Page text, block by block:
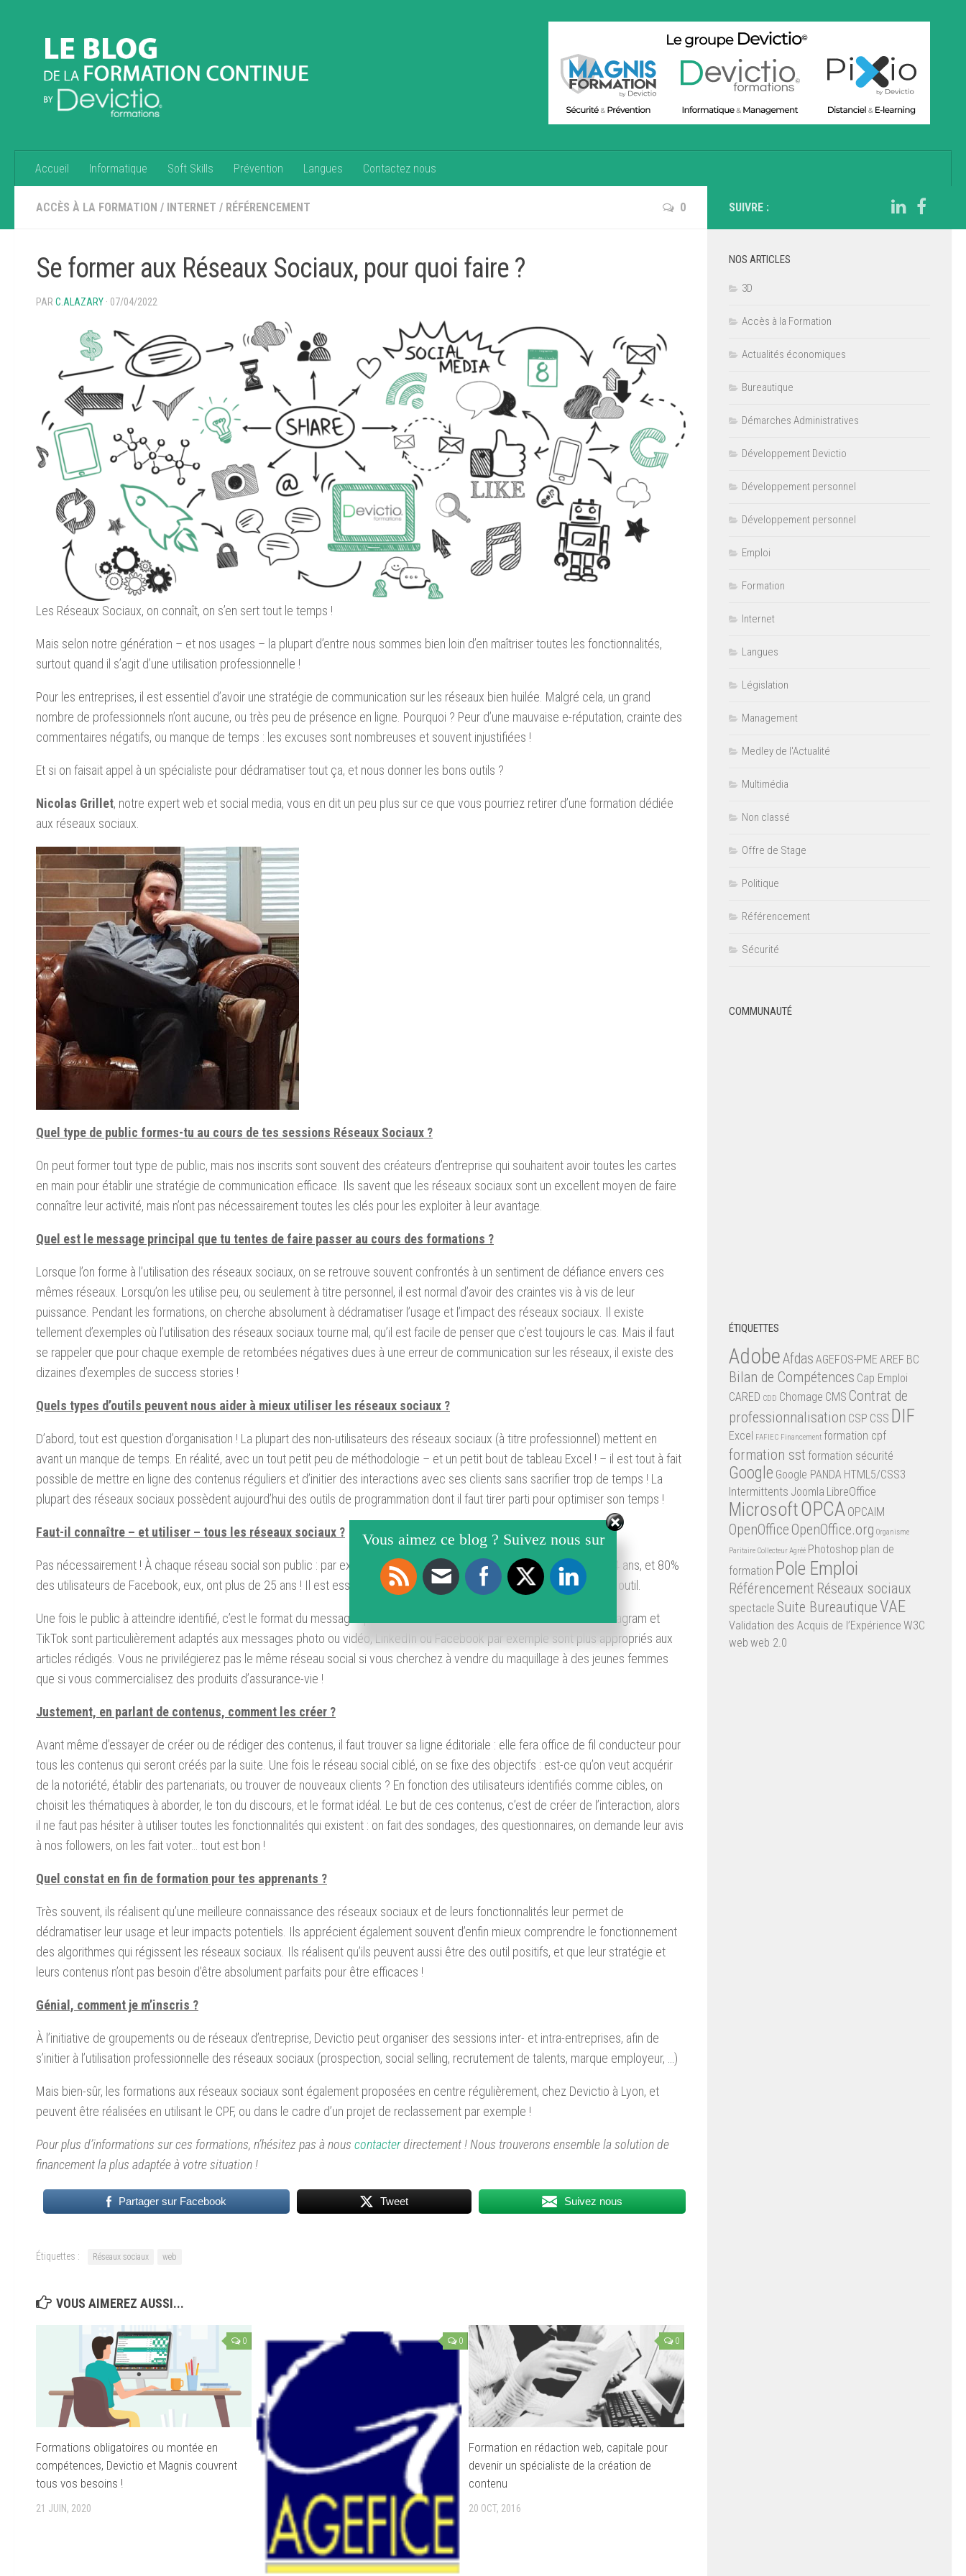
Accueil Informatique Soft Skills Prévention Langues Contactez nous
ACCÈS À LA FORMATION / INTERNET / RÉFÉRENCEMENT 0
Se former aux Réseaux Sociaux, pour quoi faire ?
PAR C.ALAZARY · 07/04/2022
Les Réseaux Sociaux, on connaît, on s’en sert tout le temps !
Mais selon notre génération – et nos usages – la plupart d’entre nous sommes bien loin d’en maîtriser toutes les fonctionnalités,
surtout quand il s’agit d’une utilisation professionnelle !
Pour les entreprises, il est essentiel d’avoir une stratégie de communication sur les réseaux bien huilée. Malgré cela, un grand
nombre de professionnels n’ont aucune, ou très peu de présence en ligne. Pourquoi ? Peur d’une mauvaise e-réputation, crainte des
commentaires négatifs, ou manque de temps : les excuses sont nombreuses et souvent injustifiées !
Et si on faisait appel à un spécialiste pour dédramatiser tout ça, et nous donner les bons outils ?
Nicolas Grillet, notre expert web et social media, vous en dit un peu plus sur ce que vous pourriez retirer d’une formation dédiée
aux réseaux sociaux.
Quel type de public formes-tu au cours de tes sessions Réseaux Sociaux ?
On peut former tout type de public, mais nos inscrits sont souvent des créateurs d’entreprise qui souhaitent avoir toutes les cartes
en main pour établir une stratégie de communication efficace. Ils savent que les réseaux sociaux sont un excellent moyen de faire
connaître leur activité, mais n’ont pas nécessairement toutes les clés pour les exploiter à leur avantage.
Quel est le message principal que tu tentes de faire passer au cours des formations ?
Lorsque l’on forme à l’utilisation des réseaux sociaux, on se retrouve souvent confrontés à un sentiment de défiance envers ces
mêmes réseaux. Lorsqu’on les utilise peu, ou seulement à titre personnel, il est normal d’avoir des craintes vis à vis de leur
puissance. Pendant les formations, on cherche absolument à dédramatiser l’usage et l’impact des réseaux sociaux. Il existe
tellement d’exemples où l’utilisation des réseaux sociaux tourne mal, qu’il est facile de penser que c’est toujours le cas. Mais il faut
se rappeler que pour chaque exemple de retombées négatives dues à une erreur de communication sur les réseaux, il existe des
dizaines d’exemples de success stories !
Quels types d’outils peuvent nous aider à mieux utiliser les réseaux sociaux ?
D’abord, tout est question d’organisation ! La plupart des non-utilisateurs des réseaux sociaux (à titre professionnel) mettent en
avant un manque de temps. En réalité, avec un tout petit peu de méthodologie – et un petit bout de tableau Excel ! – il est tout à fait
possible de mettre en ligne des contenus réguliers et d’initier des interactions avec ses clients sans sacrifier trop de temps ! La
plupart des réseaux sociaux possèdent aujourd’hui des outils de programmation dont il faut tirer parti pour optimiser son temps !
Faut-il connaître – et utiliser – tous les réseaux sociaux ?
Pas nécessairement ! À chaque réseau social son public : par exemple, 41% des utilisateurs de TikTok ont moins de 24 ans, et 80%
des utilisateurs de Facebook, eux, ont plus de 25 ans ! Il est essentiel de bien cerner son audience, pour utiliser le bon outil.
Une fois le public à atteindre identifié, c’est le format du message qui peut faire la différence : photo, vidéo, texte… Instagram et
TikTok sont particulièrement adaptés aux messages photo ou vidéo, LinkedIn ou Facebook par exemple sont plus appropriés aux
articles rédigés. Vous ne privilégierez pas le même réseau social si vous cherchez à vendre du maquillage à des jeunes femmes
que si vous commercialisez des produits d’assurance-vie !
Justement, en parlant de contenus, comment les créer ?
Avant même d’essayer de créer ou de rédiger des contenus, il faut trouver sa ligne éditoriale : elle fera office de fil conducteur pour
tous les contenus qui seront créés par la suite. Une fois le réseau social ciblé, on se fixe des objectifs : est-ce qu’on veut acquérir
de la notoriété, établir des partenariats, ou trouver de nouveaux clients ? En fonction des utilisateurs identifiés comme cibles, on
choisit les thématiques à aborder, le ton du discours, et le format idéal. Le but de ces contenus, c’est de créer de l’interaction, alors
il ne faut pas hésiter à utiliser toutes les fonctionnalités qui existent : on fait des sondages, des questionnaires, on demande leur avis
à nos followers, on les fait voter… tout est bon !
Quel constat en fin de formation pour tes apprenants ?
Très souvent, ils réalisent qu’une meilleure connaissance des réseaux sociaux et de leurs fonctionnalités leur permet de
dédramatiser leur usage et leur impacts potentiels. Ils apprécient également souvent d’enfin mieux comprendre le fonctionnement
des algorithmes qui régissent les réseaux sociaux. Ils réalisent qu’ils peuvent aussi être des outil positifs, et que leur stratégie et
leurs contenus n’ont pas besoin d’être absolument parfaits pour être efficaces !
Génial, comment je m’inscris ?
À l’initiative de groupements ou de réseaux d’entreprise, Devictio peut organiser des sessions inter- et intra-entreprises, afin de
s’initier à l’utilisation professionnelle des réseaux sociaux (prospection, social selling, recrutement de talents, marque employeur, …)
Mais bien-sûr, les formations aux réseaux sociaux sont également proposées en centre régulièrement, chez Devictio à Lyon, et
peuvent être réalisées en utilisant le CPF, ou dans le cadre d’un projet de reclassement par exemple !
Pour plus d’informations sur ces formations, n’hésitez pas à nous contacterdirectement ! Nous trouverons ensemble la solution de
financement la plus adaptée à votre situation !
Partager sur Facebook Tweet Suivez nous
Étiquettes : Réseaux sociaux web
VOUS AIMEREZ AUSSI...
0
Formations obligatoires ou montée en
compétences, Devictio et Magnis couvrent
tous vos besoins !
21 JUIN, 2020
0 0
Formation en rédaction web, capitale pour
devenir un spécialiste de la création de
contenu
20 OCT, 2016
SUIVRE :
NOS ARTICLES
3D
Accès à la Formation
Actualités économiques
Bureautique
Démarches Administratives
Développement Devictio
Développement personnel
Développement personnel
Emploi
Formation
Internet
Langues
Législation
Management
Medley de l'Actualité
Multimédia
Non classé
Offre de Stage
Politique
Référencement
Sécurité
COMMUNAUTÉ
ÉTIQUETTES
AdobeAfdas AGEFOS-PME AREF BC
Bilan de Compétences Cap Emploi
CARED CDD Chomage CMS Contrat de
professionnalisation CSP CSS DIF
Excel FAFIEC Financement formation cpf
formation sst formation sécurité
Google Google PANDA HTML5/CSS3
Intermittents Joomla LibreOffice
MicrosoftOPCA OPCAIM
OpenOffice OpenOffice.org Organisme
Paritaire Collecteur Agréé Photoshop plan de
formation Pole Emploi
Référencement Réseaux sociaux
spectacle Suite BureautiqueVAE
Validation des Acquis de l’Expérience W3C
web web 2.0
Vous aimez ce blog ? Suivez nous sur